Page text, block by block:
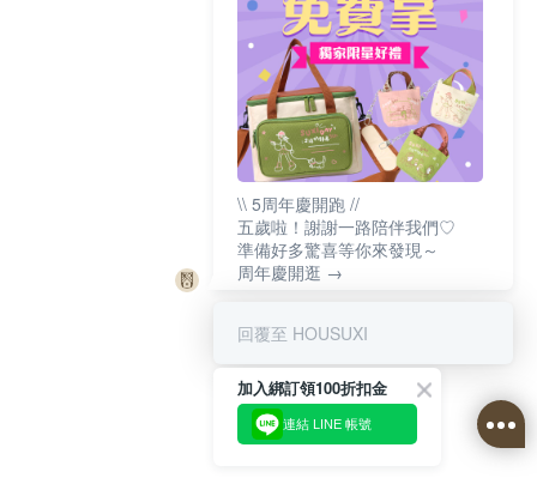
\\ 5周年慶開跑 //
五歲啦！謝謝一路陪伴我們♡
準備好多驚喜等你來發現～
周年慶開逛 →
回覆至 HOUSUXI
加入綁訂領100折扣金
連結 LINE 帳號